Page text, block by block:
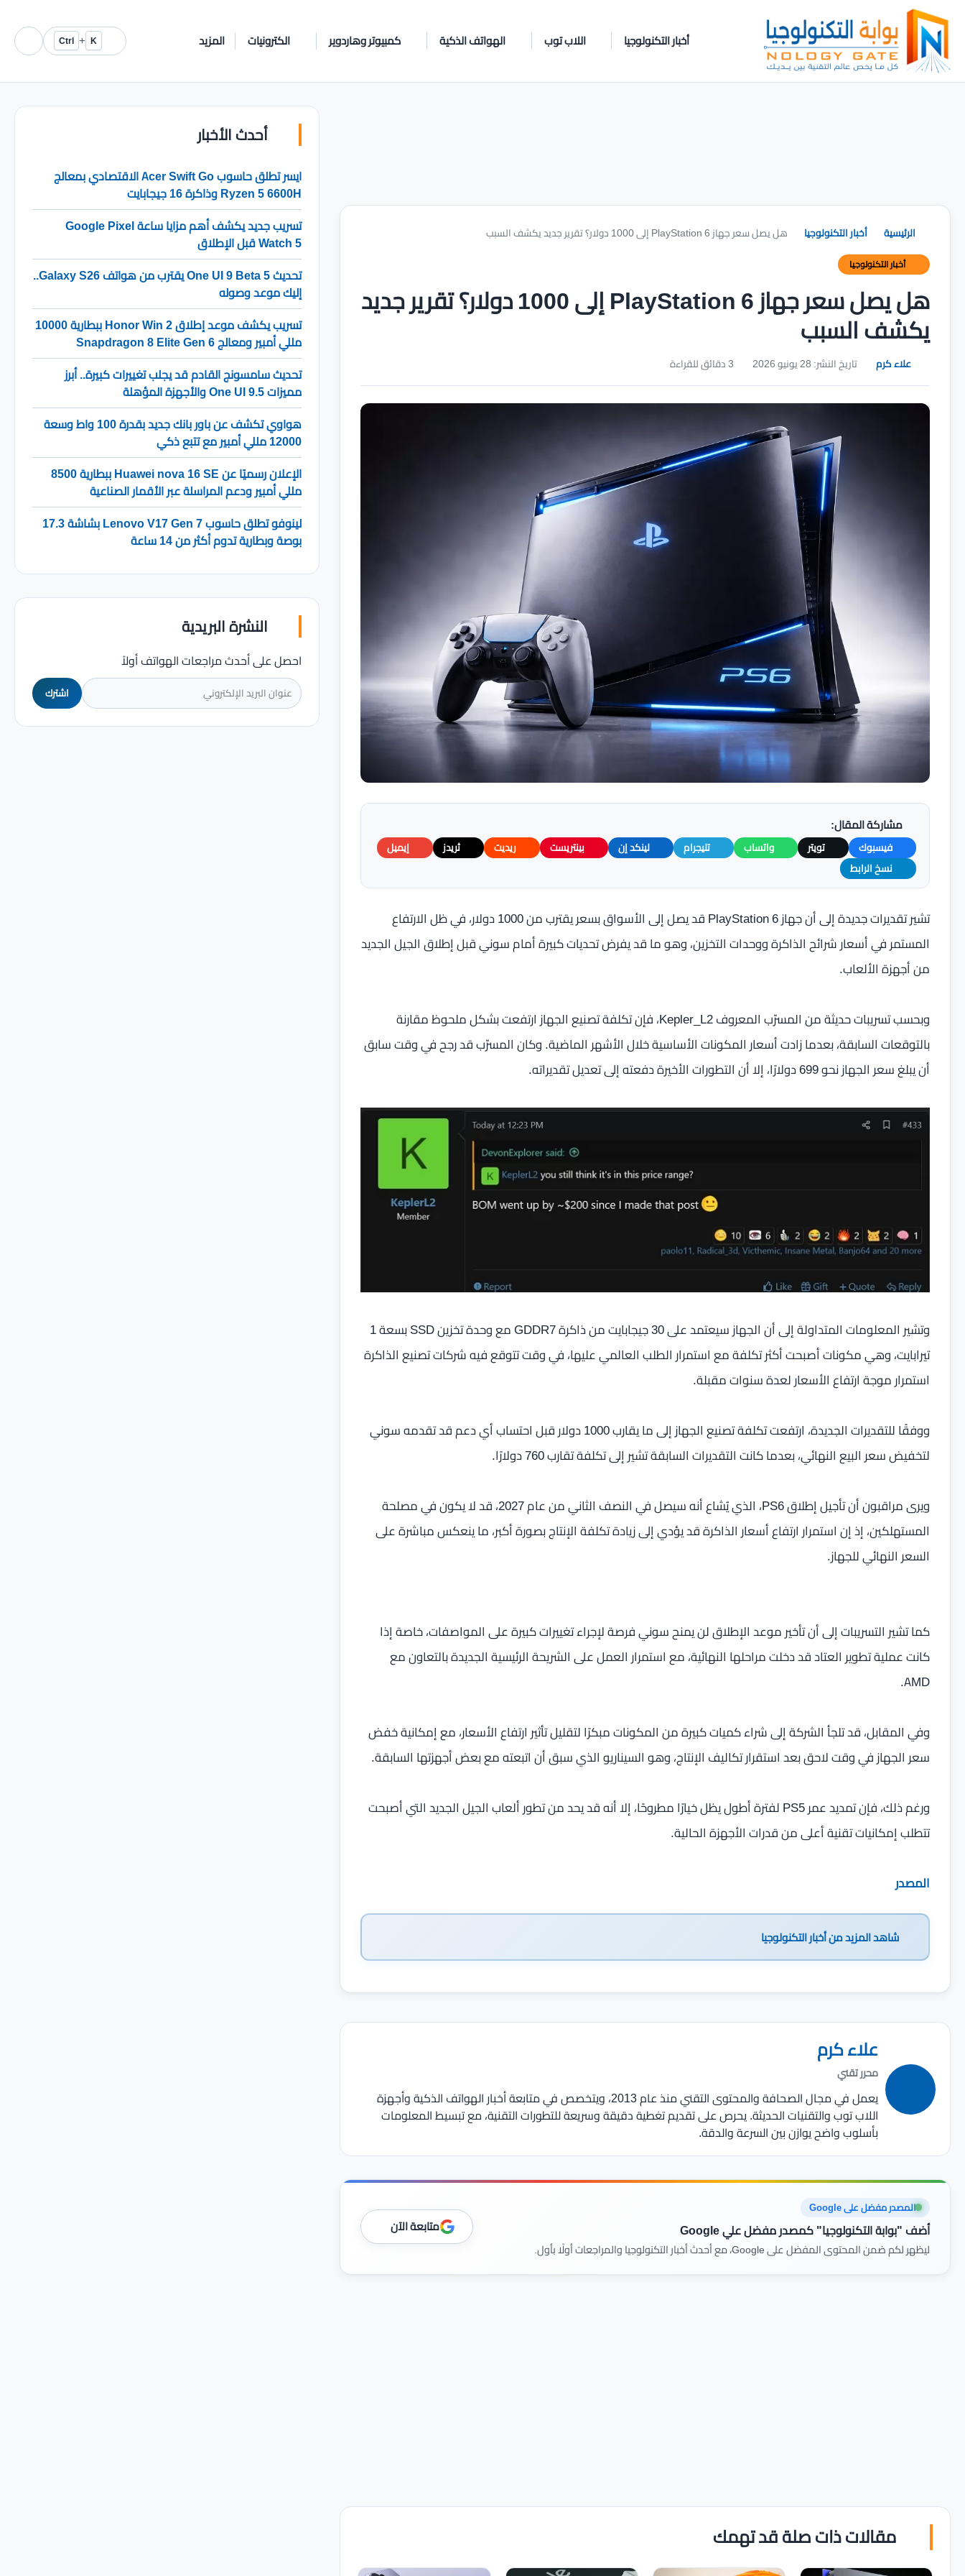
أخبار التكنولوجيا اللاب توب الهواتف الذكية كمبيوتر وهاردوير الكترونيات المزيد K
+
Ctrl
الرئيسية أخبار التكنولوجيا هل يصل سعر جهاز PlayStation 6 إلى 1000 دولار؟ تقرير جديد يكشف السبب
أخبار التكنولوجيا
هل يصل سعر جهاز PlayStation 6 إلى 1000 دولار؟ تقرير جديد
يكشف السبب
علاء كرم تاريخ النشر: 28 يونيو 2026
مشاركة المقال:
فيسبوك تويتر واتساب تليجرام لينكد إن بينتريست ريديت ثريدز
إيميل
نسخ الرابط
تشير تقديرات جديدة إلى أن جهاز PlayStation 6 قد يصل إلى الأسواق بسعر يقترب من 1000 دولار، في ظل الارتفاع
المستمر في أسعار شرائح الذاكرة ووحدات التخزين، وهو ما قد يفرض تحديات كبيرة أمام سوني قبل إطلاق الجيل الجديد
من أجهزة الألعاب.
وبحسب تسريبات حديثة من المسرّب المعروف Kepler_L2، فإن تكلفة تصنيع الجهاز ارتفعت بشكل ملحوظ مقارنة
بالتوقعات السابقة، بعدما زادت أسعار المكونات الأساسية خلال الأشهر الماضية. وكان المسرّب قد رجح في وقت سابق
أن يبلغ سعر الجهاز نحو 699 دولارًا، إلا أن التطورات الأخيرة دفعته إلى تعديل تقديراته.
وتشير المعلومات المتداولة إلى أن الجهاز سيعتمد على 30 جيجابايت من ذاكرة GDDR7 مع وحدة تخزين SSD بسعة 1
تيرابايت، وهي مكونات أصبحت أكثر تكلفة مع استمرار الطلب العالمي عليها، في وقت تتوقع فيه شركات تصنيع الذاكرة
استمرار موجة ارتفاع الأسعار لعدة سنوات مقبلة.
ووفقًا للتقديرات الجديدة، ارتفعت تكلفة تصنيع الجهاز إلى ما يقارب 1000 دولار قبل احتساب أي دعم قد تقدمه سوني
لتخفيض سعر البيع النهائي، بعدما كانت التقديرات السابقة تشير إلى تكلفة تقارب 760 دولارًا.
ويرى مراقبون أن تأجيل إطلاق PS6، الذي يُشاع أنه سيصل في النصف الثاني من عام 2027، قد لا يكون في مصلحة
المستهلكين، إذ إن استمرار ارتفاع أسعار الذاكرة قد يؤدي إلى زيادة تكلفة الإنتاج بصورة أكبر، ما ينعكس مباشرة على
السعر النهائي للجهاز.
كما تشير التسريبات إلى أن تأخير موعد الإطلاق لن يمنح سوني فرصة لإجراء تغييرات كبيرة على المواصفات، خاصة إذا
كانت عملية تطوير العتاد قد دخلت مراحلها النهائية، مع استمرار العمل على الشريحة الرئيسية الجديدة بالتعاون مع
AMD.
وفي المقابل، قد تلجأ الشركة إلى شراء كميات كبيرة من المكونات مبكرًا لتقليل تأثير ارتفاع الأسعار، مع إمكانية خفض
سعر الجهاز في وقت لاحق بعد استقرار تكاليف الإنتاج، وهو السيناريو الذي سبق أن اتبعته مع بعض أجهزتها السابقة.
ورغم ذلك، فإن تمديد عمر PS5 لفترة أطول يظل خيارًا مطروحًا، إلا أنه قد يحد من تطور ألعاب الجيل الجديد التي أصبحت
تتطلب إمكانيات تقنية أعلى من قدرات الأجهزة الحالية.
المصدر
شاهد المزيد منأخبار التكنولوجيا
علاء كرم
محرر تقني
يعمل في مجال الصحافة والمحتوى التقني منذ عام 2013، ويتخصص في متابعة أخبار الهواتف الذكية وأجهزة
اللاب توب والتقنيات الحديثة. يحرص على تقديم تغطية دقيقة وسريعة للتطورات التقنية، مع تبسيط المعلومات
بأسلوب واضح يوازن بين السرعة والدقة.
المصدر مفضل على Google
أضف "بوابة التكنولوجيا" كمصدر مفضل علي Google
ليظهر لكم ضمن المحتوى المفضل على Google، مع أحدث أخبار التكنولوجيا والمراجعات أولًا بأول.
متابعة الآن
مقالات ذات صلة قد تهمك
أحدث الأخبار
ايسر تطلق حاسوب Acer Swift Go الاقتصادي بمعالج
Ryzen 5 6600H وذاكرة 16 جيجابايت
تسريب جديد يكشف أهم مزايا ساعة Google Pixel
Watch 5 قبل الإطلاق
تحديث One UI 9 Beta 5 يقترب من هواتف Galaxy S26..
إليك موعد وصوله
تسريب يكشف موعد إطلاق Honor Win 2 ببطارية 10000
مللي أمبير ومعالج Snapdragon 8 Elite Gen 6
تحديث سامسونج القادم قد يجلب تغييرات كبيرة.. أبرز
مميزات One UI 9.5 والأجهزة المؤهلة
هواوي تكشف عن باور بانك جديد بقدرة 100 واط وسعة
12000 مللي أمبير مع تتبع ذكي
الإعلان رسميًا عن Huawei nova 16 SE ببطارية 8500
مللي أمبير ودعم المراسلة عبر الأقمار الصناعية
لينوفو تطلق حاسوب Lenovo V17 Gen 7 بشاشة 17.3
بوصة وبطارية تدوم أكثر من 14 ساعة
النشرة البريدية
احصل على أحدث مراجعات الهواتف أولاً
اشترك